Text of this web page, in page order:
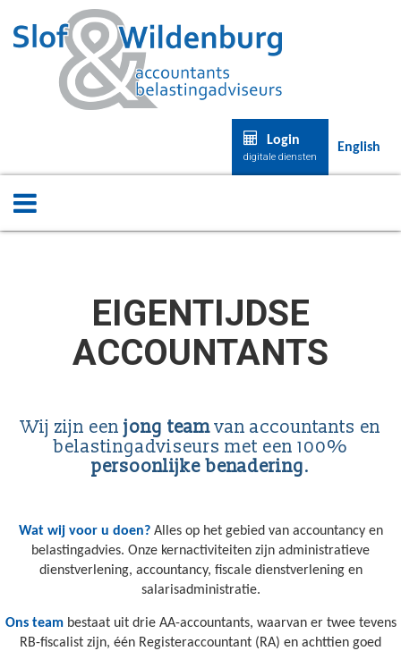
Login
digitale diensten
English
EIGENTIJDSE
ACCOUNTANTS
Wij zijn een jong teamvan accountants en
belastingadviseurs met een 100%
persoonlijke benadering.
Wat wij voor u doen?Alles op het gebied van accountancy en
belastingadvies. Onze kernactiviteiten zijn administratieve
dienstverlening, accountancy, fiscale dienstverlening en
salarisadministratie.
Ons teambestaat uit drie AA-accountants, waarvan er twee tevens
RB-fiscalist zijn, één Registeraccountant (RA) en achttien goed